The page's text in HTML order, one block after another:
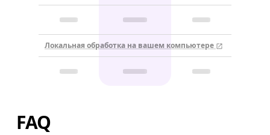
Локальная обработка на вашем компьютере
FAQ